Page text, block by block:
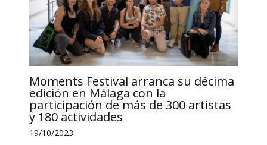
Moments Festival arranca su décima
edición en Málaga con la
participación de más de 300 artistas
y 180 actividades
19/10/2023